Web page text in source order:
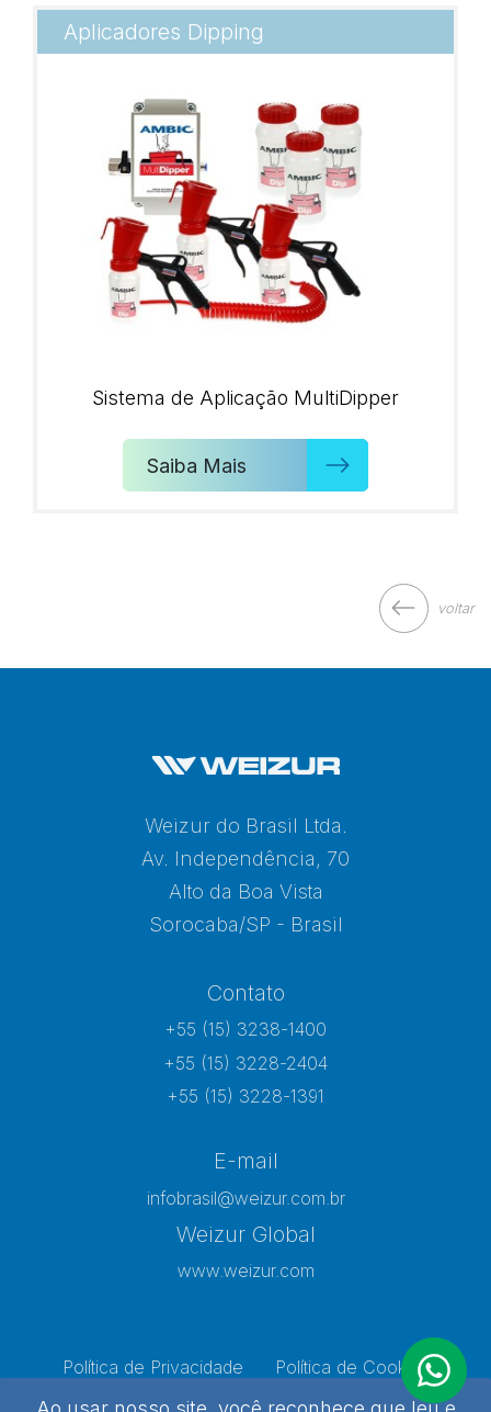
Aplicadores Dipping
Sistema de Aplicação MultiDipper
Saiba Mais
voltar
Weizur do Brasil Ltda.
Av. Independência, 70
Alto da Boa Vista
Sorocaba/SP - Brasil
Contato
+55 (15) 3238-1400
+55 (15) 3228-2404
+55 (15) 3228-1391
E-mail
infobrasil@weizur.com.br
Weizur Global
www.weizur.com
Política de Privacidade
Política de Cookies
Preferências de Cookies